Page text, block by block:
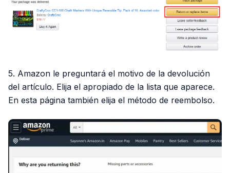
5. Amazon le preguntará el motivo de la devolución
del artículo. Elija el apropiado de la lista que aparece.
En esta página también elija el método de reembolso.